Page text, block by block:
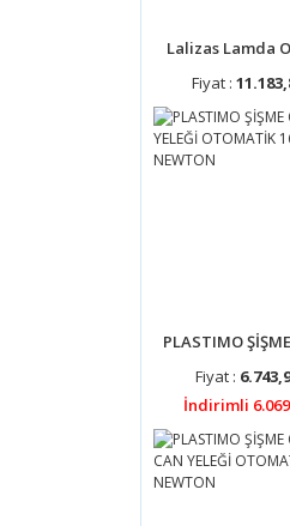
Lalizas Lamda
Fiyat :
PLASTIMO
Fiyat :
İndirimli